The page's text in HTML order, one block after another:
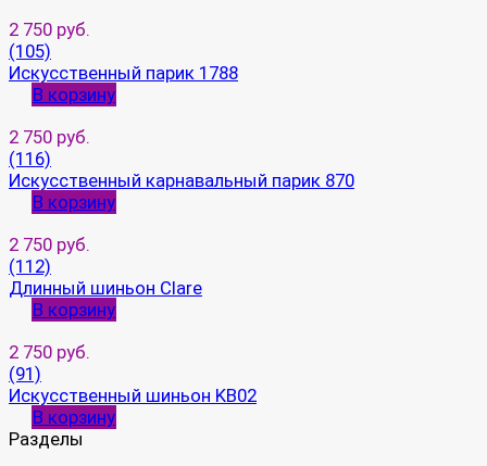
2 750 руб.
(105)
Искусственный парик 1788
В корзину
2 750 руб.
(116)
Искусственный карнавальный парик 870
В корзину
2 750 руб.
(112)
Длинный шиньон Clare
В корзину
2 750 руб.
(91)
Искусственный шиньон KB02
В корзину
Разделы